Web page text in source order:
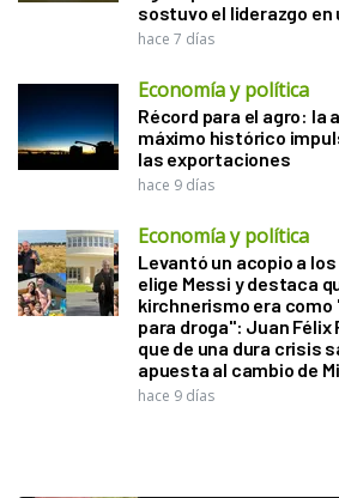
sostuvo el liderazgo
hace 7 días
Economía y política
Récord para el agro: la
máximo histórico
las exportaciones
hace 9 días
Economía y política
Levantó un acopio a los
elige Messi y destaca
kirchnerismo era como
para droga": Juan
que de una dura crisis
apuesta al cambio de
hace 9 días